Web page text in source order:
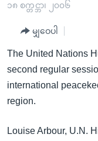
များ
ရပ်ဝန်းတခု လမ်းတခု
အမေရိကန်သုံးအီဒီယံ
မကြေးမုံရဲ့ အင်္ဂလိပ်စာ
ရုပ်ရှင်ထဲက အင်္ဂလိပ်စ
အပတ်စဉ်ကဏ္ဍများ
ရေဒီယို
တီဗွီ
ရေဒီယိုနှင့်ရုပ်သံ အချ
ရေဒီယို/တီဗွီအစီအစဉ်
၁၈ စက္တင္ဘာ၊ ၂၀၀၆
မျှဝေပါ
The United Nations
second regular
international
region.
Louise Arbour, U.N.